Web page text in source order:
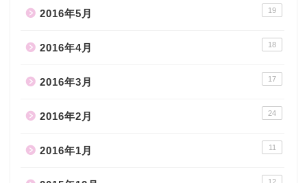
2016年5月 19
2016年4月 18
2016年3月 17
2016年2月 24
2016年1月 11